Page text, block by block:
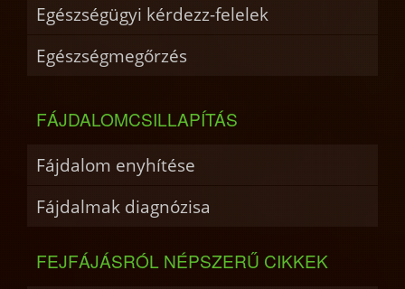
Egészségügyi kérdezz-felelek
Egészségmegőrzés
FÁJDALOMCSILLAPÍTÁS
Fájdalom enyhítése
Fájdalmak diagnózisa
FEJFÁJÁSRÓL NÉPSZERŰ CIKKEK